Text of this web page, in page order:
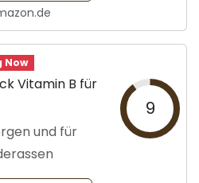
Now
Vitamin B für
und für
9